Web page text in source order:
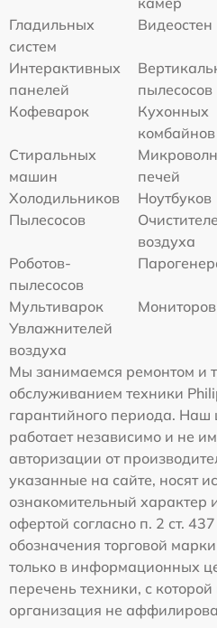
Гладильных
систем
Видеостен
Интерактивных
панелей
пылесосов
Кофеварок
Кухонных
комбайнов
Стиральных
машин
печей
Холодильников
Ноутбуков
Пылесосов
воздуха
Роботов-
пылесосов
Мультиварок
Мониторов
Увлажнителей
воздуха
Мы занимаемся ремонтом и
обслуживанием техники
гарантийного периода. Наш
работает независимо и не
авторизации от
указанные на сайте, носят
ознакомительный характер
офертой согласно п. 2 ст.
обозначения торговой
только в информационных
перечень техники, с
организация не